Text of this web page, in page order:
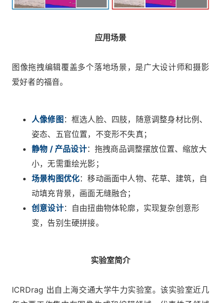
应用场景
图像拖拽编辑覆盖多个落地场景，是广大设计师和摄影
爱好者的福音。
人像修图：框选人脸、四肢，随意调整身材比例、
姿态、五官位置，不变形不失真；
静物 / 产品设计：拖拽商品调整摆放位置、缩放大
小，无需重绘光影；
场景构图优化：移动画面中人物、花草、建筑，自
动填充背景，画面无缝融合；
创意设计：自由扭曲物体轮廓，实现复杂创意形
变，告别生硬拼接。
实验室简介
ICRDrag 出自上海交通大学牛力实验室。该实验室近几